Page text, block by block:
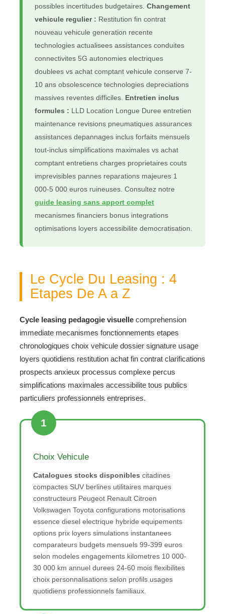
possibles incertitudes budgetaires. Changement
vehicule regulier : Restitution fin contrat
nouveau vehicule generation recente
technologies actualisees assistances conduites
connectivites 5G autonomies electriques
doublees vs achat comptant vehicule conserve 7-
10 ans obsolescence technologies depreciations
massives reventes difficiles. Entretien inclus
formules : LLD Location Longue Duree entretien
maintenance revisions pneumatiques assurances
assistances depannages inclus forfaits mensuels
tout-inclus simplifications maximales vs achat
comptant entretiens charges proprietaires couts
imprevisibles pannes reparations majeures 1
000-5 000 euros ruineuses. Consultez notre
guide leasing sans apport complet
mecanismes financiers bonus integrations
optimisations loyers accessibilite democratisation.
Le Cycle Du Leasing : 4
Etapes De A a Z
Cycle leasing pedagogie visuelle comprehension
immediate mecanismes fonctionnements etapes
chronologiques choix vehicule dossier signature usage
loyers quotidiens restitution achat fin contrat clarifications
prospects anxieux processus complexe percus
simplifications maximales accessibilite tous publics
particuliers professionnels entreprises.
1
Choix Vehicule
Catalogues stocks disponibles citadines
compactes SUV berlines utilitaires marques
constructeurs Peugeot Renault Citroen
Volkswagen Toyota configurations motorisations
essence diesel electrique hybride equipements
options prix loyers simulations instantanees
comparateurs budgets mensuels 99-399 euros
selon modeles engagements kilometres 10 000-
30 000 km annuel durees 24-60 mois flexibilites
choix personnalisations selon profils usages
quotidiens professionnels familiaux.